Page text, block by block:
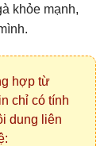
khỏe mạnh,
hợp từ
chỉ có tính
dung liên